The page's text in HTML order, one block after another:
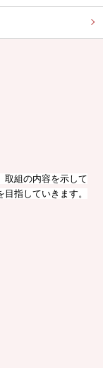
組の内容を示して
指していきます。